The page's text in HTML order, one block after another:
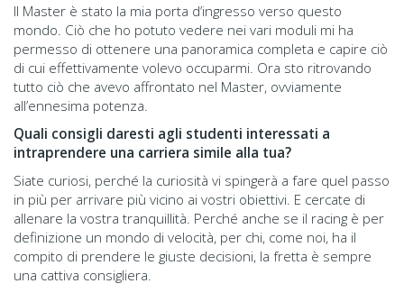
Il Master è stato la mia porta d’ingresso verso questo
mondo. Ciò che ho potuto vedere nei vari moduli mi ha
permesso di ottenere una panoramica completa e capire ciò
di cui effettivamente volevo occuparmi. Ora sto ritrovando
tutto ciò che avevo affrontato nel Master, ovviamente
all’ennesima potenza.
Quali consigli daresti agli studenti interessati a
intraprendere una carriera simile alla tua?
Siate curiosi, perché la curiosità vi spingerà a fare quel passo
in più per arrivare più vicino ai vostri obiettivi. E cercate di
allenare la vostra tranquillità. Perché anche se il racing è per
definizione un mondo di velocità, per chi, come noi, ha il
compito di prendere le giuste decisioni, la fretta è sempre
una cattiva consigliera.